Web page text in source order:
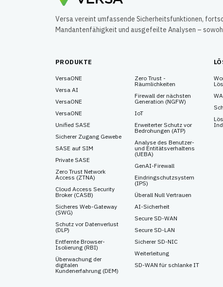
Versa vereint umfassende Sicherheitsfunktionen,
Mandantenfähigkeit und ausgefeilte Analysen –
PRODUKTE
VersaONE
Versa AI
VersaONE
VersaONE
Unified SASE
Sicherer Zugang Gewebe
SASE auf SIM
Private SASE
Zero Trust Network
Access (ZTNA)
Cloud Access Security
Broker (CASB)
Sicheres Web-Gateway
(SWG)
Schutz vor Datenverlust
(DLP)
Entfernte Browser-
Isolierung (RBI)
Überwachung der
digitalen
Kundenerfahrung (DEM)
Zero Trust -
Räumlichkeiten
Firewall der nächsten
Generation (NGFW)
IoT
Erweiterter Schutz vor
Bedrohungen (ATP)
Analyse des Benutzer-
und Entitätsverhaltens
(UEBA)
GenAI-Firewall
Eindringschutzsystem
(IPS)
Überall Null Vertrauen
AI-Sicherheit
Secure SD-WAN
Secure SD-LAN
Sicherer SD-NIC
Weiterleitung
SD-WAN für schlanke IT